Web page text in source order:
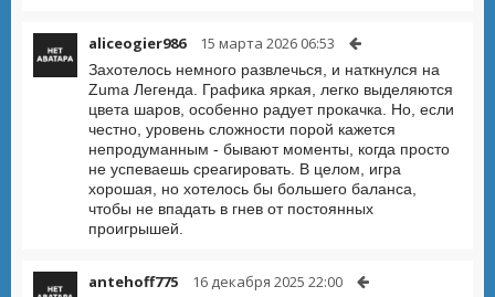
aliceogier986 15 марта 2026 06:53
Захотелось немного развлечься, и наткнулся на
Zuma Легенда. Графика яркая, легко выделяются
цвета шаров, особенно радует прокачка. Но, если
честно, уровень сложности порой кажется
непродуманным - бывают моменты, когда просто
не успеваешь среагировать. В целом, игра
хорошая, но хотелось бы большего баланса,
чтобы не впадать в гнев от постоянных
проигрышей.
antehoff775 16 декабря 2025 22:00